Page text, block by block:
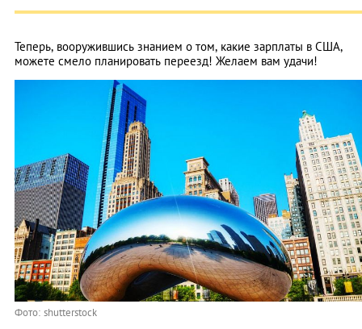
Теперь, вооружившись знанием о том, какие зарплаты в США,
можете смело планировать переезд! Желаем вам удачи!
Фото: shutterstock